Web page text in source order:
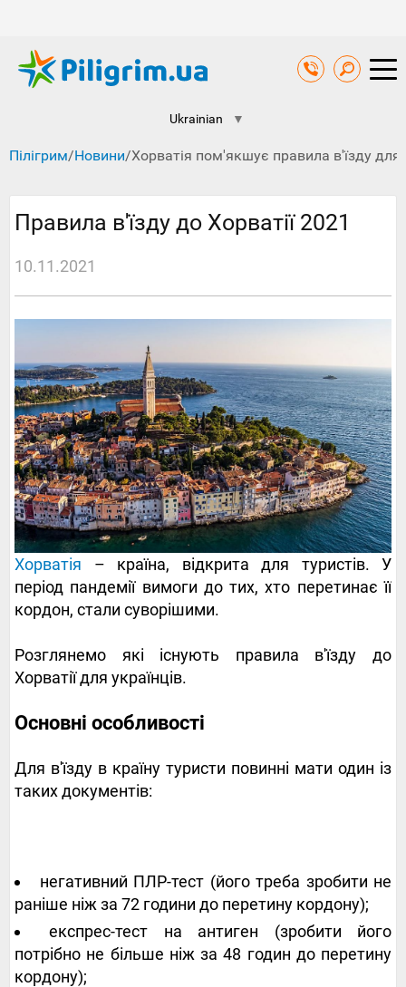
Ukrainian ▼
Пілігрим/Новини/Хорватія пом'якшує правила в'їзду для
Правила в'їзду до Хорватії 2021
10.11.2021
Хорватія – країна, відкрита для туристів. У
період пандемії вимоги до тих, хто перетинає її
кордон, стали суворішими.
Розглянемо які існують правила в'їзду до
Хорватії для українців.
Основні особливості
Для в'їзду в країну туристи повинні мати один із
таких документів:
негативний ПЛР-тест (його треба зробити не
раніше ніж за 72 години до перетину кордону);
експрес-тест на антиген (зробити його
потрібно не більше ніж за 48 годин до перетину
кордону);